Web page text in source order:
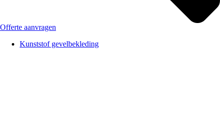
Offerte aanvragen
Kunststof gevelbekleding